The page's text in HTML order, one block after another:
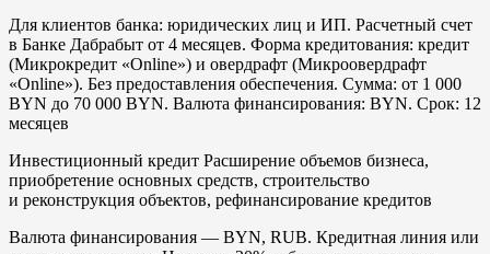
Для клиентов банка: юридических лиц и ИП. Расчетный счет
в Банке Дабрабыт от 4 месяцев. Форма кредитования: кредит
(Микрокредит «Online») и овердрафт (Микроовердрафт
«Online»). Без предоставления обеспечения. Сумма: от 1 000
BYN до 70 000 BYN. Валюта финансирования: BYN. Срок: 12
месяцев
Инвестиционный кредит Расширение объемов бизнеса,
приобретение основных средств, строительство
и реконструкция объектов, рефинансирование кредитов
Валюта финансирования — BYN, RUB. Кредитная линия или